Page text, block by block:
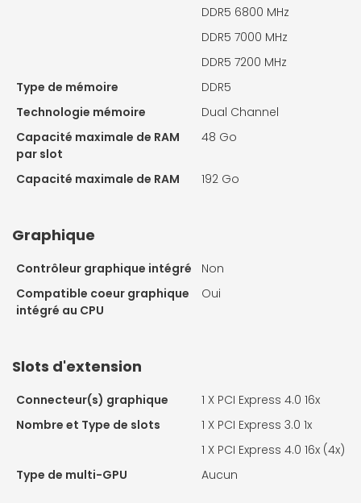
DDR5 6800 MHz
DDR5 7000 MHz
DDR5 7200 MHz
Type de mémoire
DDR5
Technologie mémoire
Dual Channel
Capacité maximale de RAM
par slot
48 Go
Capacité maximale de RAM 192 Go
Graphique
Contrôleur graphique intégré
Non
Compatible coeur graphique
intégré au CPU
Oui
Slots d'extension
Connecteur(s) graphique 1 X PCI Express 4.0 16x
Nombre et Type de slots
1 X PCI Express 3.0 1x
1 X PCI Express 4.0 16x (4x)
Type de multi-GPU
Aucun